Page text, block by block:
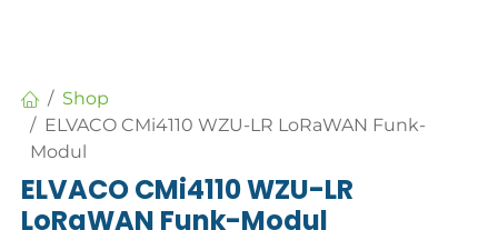
Shop
ELVACO CMi4110 WZU-LR LoRaWAN Funk-
Modul
ELVACO CMi4110 WZU-LR
LoRaWAN Funk-Modul